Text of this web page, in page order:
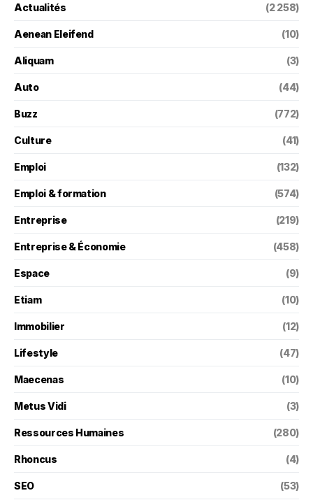
Actualités (2 258)
Aenean Eleifend (10)
Aliquam (3)
Auto (44)
Buzz (772)
Culture (41)
Emploi (132)
Emploi & formation (574)
Entreprise (219)
Entreprise & Économie (458)
Espace (9)
Etiam (10)
Immobilier (12)
Lifestyle (47)
Maecenas (10)
Metus Vidi (3)
Ressources Humaines (280)
Rhoncus (4)
SEO (53)